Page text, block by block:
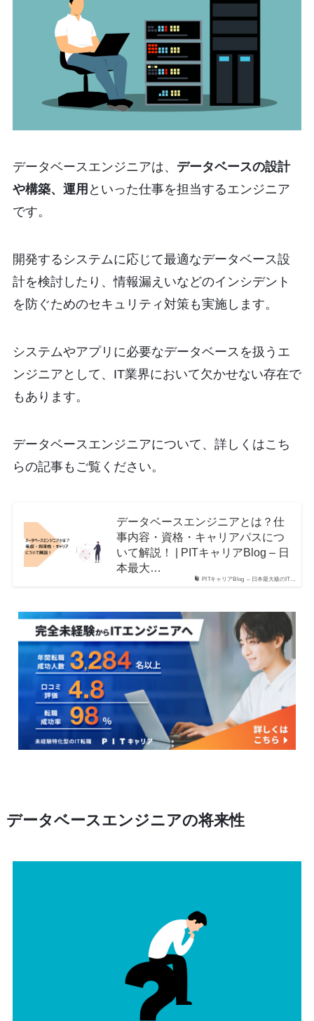
データベースエンジニアは、 データベースの設計
や構築、運用 といった仕事を担当するエンジニア
です。
開発するシステムに応じて最適なデータベース設
計を検討したり、情報漏えいなどのインシデント
を防ぐためのセキュリティ対策も実施します。
システムやアプリに必要なデータベースを扱うエ
ンジニアとして、IT業界において欠かせない存在で
もあります。
データベースエンジニアについて、詳しくはこち
らの記事もご覧ください。
PITキャリアBlog – 日本最大級のIT…
データベースエンジニアとは？仕
事内容・資格・キャリアパスにつ
いて解説！ | PITキャリアBlog – 日
本最大…
データベースエンジニアの将来性